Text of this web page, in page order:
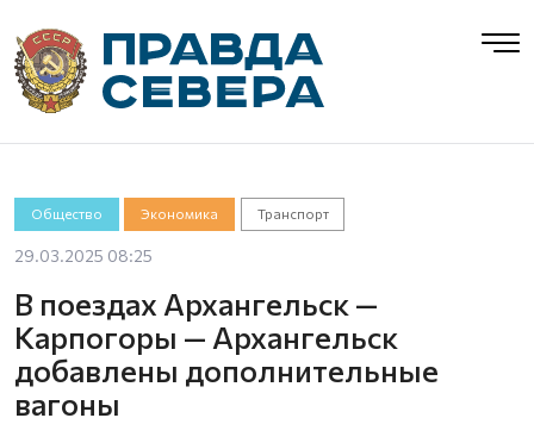
Общество Экономика Транспорт
29.03.2025 08:25
В поездах Архангельск —
Карпогоры — Архангельск
добавлены дополнительные
вагоны